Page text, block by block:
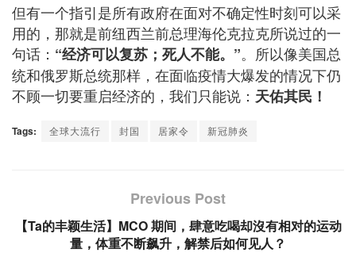
但有一个指引是所有政府在面对不确定性时刻可以采
用的，那就是前纽西兰前总理海伦克拉克所说过的一
句话： “经济可以复苏；死人不能。”。所以像美国总
统和俄罗斯总统那样，在面临疫情大爆发的情况下仍
不顾一切要重启经济的，我们只能说： 天佑其民！
Tags: 全球大流行 封国 居家令 新冠肺炎
Previous Post
【Ta的丰颖生活】MCO 期间，肆意吃喝却沒有相对的运动
量，体重不断飙升，解禁后如何见人？